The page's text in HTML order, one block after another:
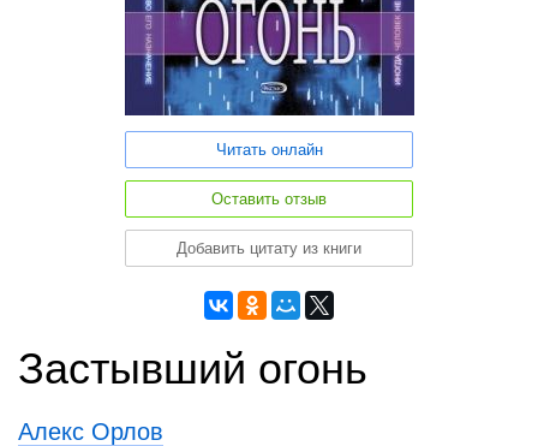
Читать онлайн
Оставить отзыв
Добавить цитату из книги
Застывший огонь
Алекс Орлов